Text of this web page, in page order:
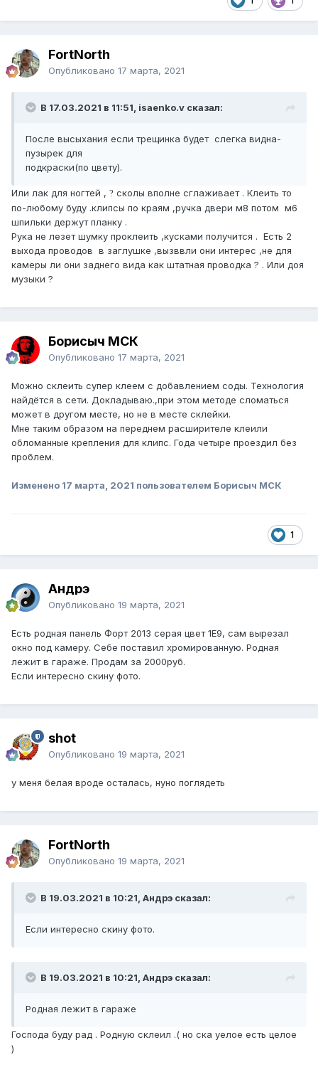
FоrtNorth
Опубликовано 17 марта, 2021
В 17.03.2021 в 11:51, isaenko.v сказал:
После высыхания если трещинка будет слегка видна-
пузырек для
подкраски(по цвету).
Или лак для ногтей , ? сколы вполне сглаживает . Клеить то
по-любому буду .клипсы по краям ,ручка двери м8 потом м6
шпильки держут планку .
Рука не лезет шумку проклеить ,кусками получится . Есть 2
выхода проводов в заглушке ,вызввли они интерес ,не для
камеры ли они заднего вида как штатная проводка ? . Или доя
музыки ?
Борисыч МСК
Опубликовано 17 марта, 2021
Можно склеить супер клеем с добавлением соды. Технология
найдётся в сети. Докладываю.,при этом методе сломаться
может в другом месте, но не в месте склейки.
Мне таким образом на переднем расширителе клеили
обломанные крепления для клипс. Года четыре проездил без
проблем.
Изменено 17 марта, 2021 пользователем Борисыч МСК
1
Андрэ
Опубликовано 19 марта, 2021
Есть родная панель Форт 2013 серая цвет 1Е9, сам вырезал
окно под камеру. Себе поставил хромированную. Родная
лежит в гараже. Продам за 2000руб.
Если интересно скину фото.
shot
Опубликовано 19 марта, 2021
у меня белая вроде осталась, нуно поглядеть
FоrtNorth
Опубликовано 19 марта, 2021
В 19.03.2021 в 10:21, Андрэ сказал:
Если интересно скину фото.
В 19.03.2021 в 10:21, Андрэ сказал:
Родная лежит в гараже
Господа буду рад . Родную склеил .( но ска уелое есть целое
)